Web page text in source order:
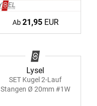
Ab21,95EUR
Lysel
SET Kugel 2-Lauf
Stangen Ø 20mm #1W